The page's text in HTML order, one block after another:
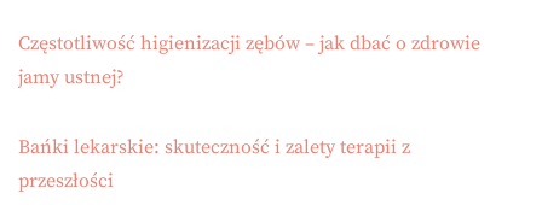
Częstotliwość higienizacji zębów – jak dbać o zdrowie
jamy ustnej?
Bańki lekarskie: skuteczność i zalety terapii z
przeszłości